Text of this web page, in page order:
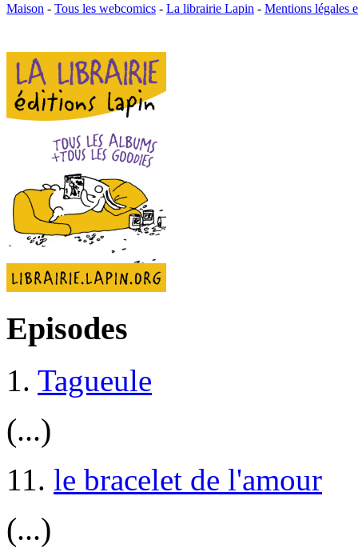
Maison - Tous les webcomics - La librairie Lapin - Mentions légales
Episodes
1. Tagueule
(...)
11. le bracelet de l'amour
(...)